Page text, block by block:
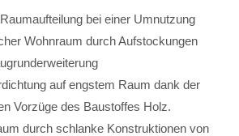
bei einer Umnutzung
Wohnraum durch Aufstockungen
auf engstem Raum dank der
Vorzüge des Baustoffes Holz.
durch schlanke Konstruktionen von